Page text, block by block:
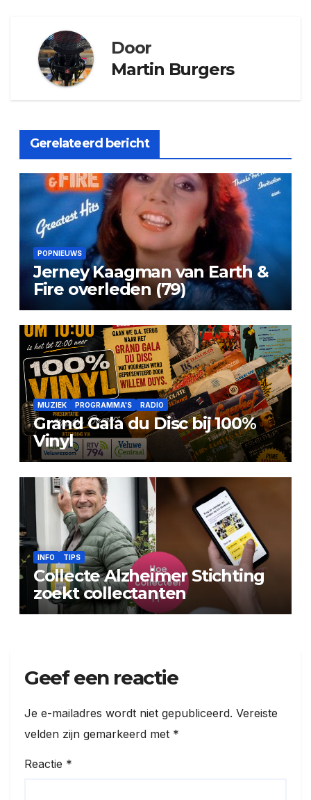
Door
Martin Burgers
Gerelateerd bericht
POPNIEUWS
Jerney Kaagman van Earth &
Fire overleden (79)
MUZIEK PROGRAMMA'S RADIO
Grand Gala du Disc bij 100%
Vinyl
INFO TIPS
Collecte Alzheimer Stichting
zoekt collectanten
Geef een reactie
Je e-mailadres wordt niet gepubliceerd. Vereiste
velden zijn gemarkeerd met *
Reactie *